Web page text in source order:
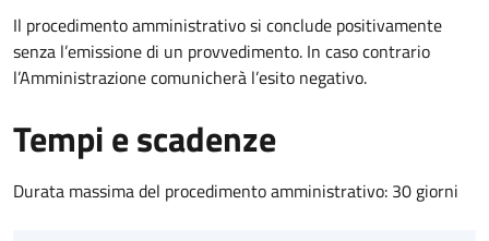
Il procedimento amministrativo si conclude positivamente
senza l’emissione di un provvedimento. In caso contrario
l’Amministrazione comunicherà l’esito negativo.
Tempi e scadenze
Durata massima del procedimento amministrativo: 30 giorni